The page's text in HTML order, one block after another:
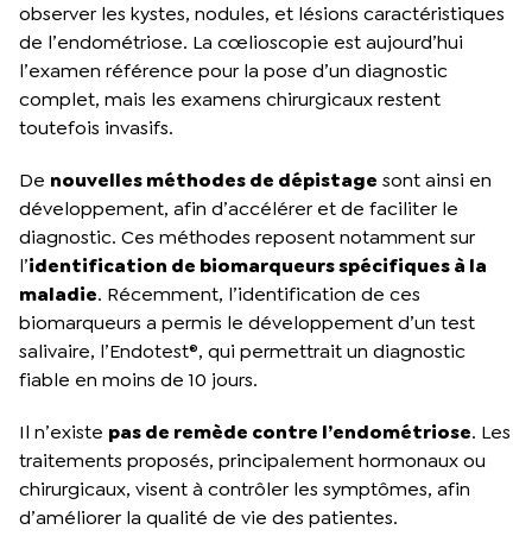
observer les kystes, nodules, et lésions caractéristiques
de l’endométriose. La cœlioscopie est aujourd’hui
l’examen référence pour la pose d’un diagnostic
complet, mais les examens chirurgicaux restent
toutefois invasifs.
De nouvelles méthodes de dépistage sont ainsi en
développement, afin d’accélérer et de faciliter le
diagnostic. Ces méthodes reposent notamment sur
l’identification de biomarqueurs spécifiques à la
maladie. Récemment, l’identification de ces
biomarqueurs a permis le développement d’un test
salivaire, l’Endotest®, qui permettrait un diagnostic
fiable en moins de 10 jours.
Il n’existe pas de remède contre l’endométriose. Les
traitements proposés, principalement hormonaux ou
chirurgicaux, visent à contrôler les symptômes, afin
d’améliorer la qualité de vie des patientes.